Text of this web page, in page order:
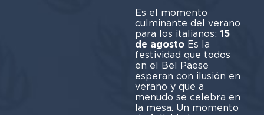
Es el momento
culminante del verano
para los italianos: 15
de agostoEs la
festividad que todos
en el Bel Paese
esperan con ilusión en
verano y que a
menudo se celebra en
la mesa. Un momento